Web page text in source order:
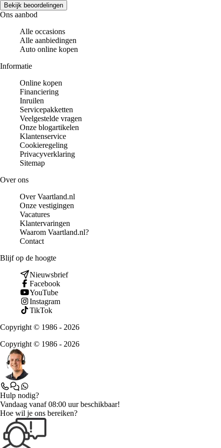
Bekijk beoordelingen
Ons aanbod
Alle occasions
Alle aanbiedingen
Auto online kopen
Informatie
Online kopen
Financiering
Inruilen
Servicepakketten
Veelgestelde vragen
Onze blogartikelen
Klantenservice
Cookieregeling
Privacyverklaring
Sitemap
Over ons
Over Vaartland.nl
Onze vestigingen
Vacatures
Klantervaringen
Waarom Vaartland.nl?
Contact
Blijf op de hoogte
Nieuwsbrief
Facebook
YouTube
Instagram
TikTok
Copyright © 1986 - 2026
Copyright © 1986 - 2026
Hulp nodig?
Vandaag vanaf 08:00 uur beschikbaar!
Hoe wil je ons bereiken?